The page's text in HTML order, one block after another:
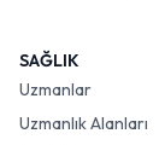
SAĞLIK
Uzmanlar
Uzmanlık Alanları